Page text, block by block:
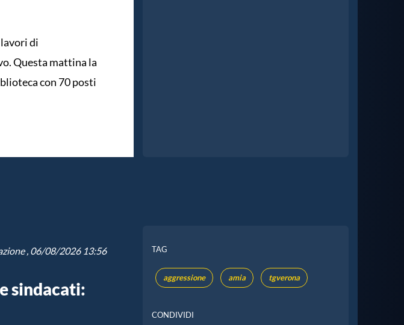
di
Questa mattina la
con 70 posti
, 06/08/2026 13:56
sindacati:
TAG
aggressione amia tgverona
CONDIVIDI